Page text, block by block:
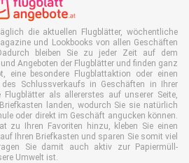
die aktuellen Flugblätter, wöchentliche
und Lookbooks von allen Geschäften
bleiben Sie zu jeder Zeit auf dem
Angeboten der Flugblätter und finden ganz
eine besondere Flugblattaktion oder einen
des Schlussverkaufs in Geschäften in Ihrer
Flugblätter als allererstes auf unserer Seite,
landen, wodurch Sie sie natürlich
oder direkt im Geschäft angucken können.
zu Ihren Favoriten hinzu, kleben Sie einen
Ihren Briefkasten und sparen Sie somit viel
Sie damit auch aktiv zur Papiermüll-
Umwelt ist.